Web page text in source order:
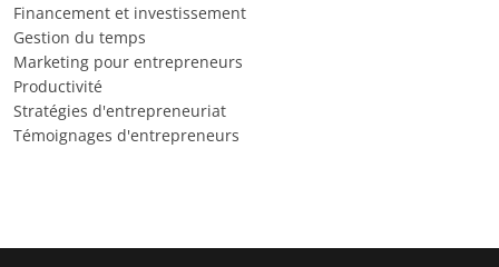
Financement et investissement
Gestion du temps
Marketing pour entrepreneurs
Productivité
Stratégies d'entrepreneuriat
Témoignages d'entrepreneurs